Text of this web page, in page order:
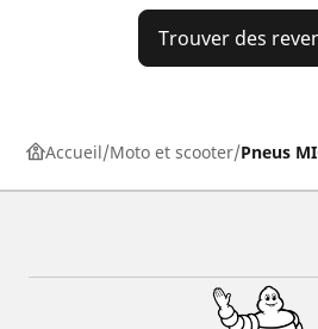
Trouver des
Accueil Moto et scooter Pneus